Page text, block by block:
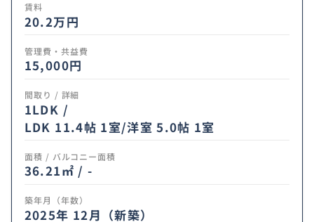
賃料
20.2万円
管理費・共益費
15,000円
間取り / 詳細
1LDK /
LDK 11.4帖 1室/洋室 5.0帖 1室
面積 / バルコニー面積
36.21㎡ / -
築年月（年数）
2025年 12月（新築）